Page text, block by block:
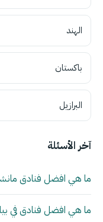
الهند
باكستان
البرازيل
آخر الأسئلة
ما هي افضل فنادق
ما هي افضل فنادق في